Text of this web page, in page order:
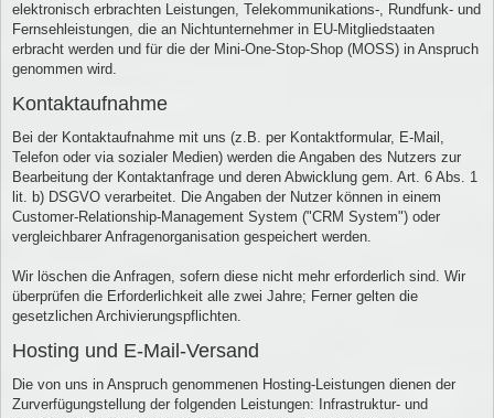
elektronisch erbrachten Leistungen, Telekommunikations-, Rundfunk- und
Fernsehleistungen, die an Nichtunternehmer in EU-Mitgliedstaaten
erbracht werden und für die der Mini-One-Stop-Shop (MOSS) in Anspruch
genommen wird.
Kontaktaufnahme
Bei der Kontaktaufnahme mit uns (z.B. per Kontaktformular, E-Mail,
Telefon oder via sozialer Medien) werden die Angaben des Nutzers zur
Bearbeitung der Kontaktanfrage und deren Abwicklung gem. Art. 6 Abs. 1
lit. b) DSGVO verarbeitet. Die Angaben der Nutzer können in einem
Customer-Relationship-Management System ("CRM System") oder
vergleichbarer Anfragenorganisation gespeichert werden.
Wir löschen die Anfragen, sofern diese nicht mehr erforderlich sind. Wir
überprüfen die Erforderlichkeit alle zwei Jahre; Ferner gelten die
gesetzlichen Archivierungspflichten.
Hosting und E-Mail-Versand
Die von uns in Anspruch genommenen Hosting-Leistungen dienen der
Zurverfügungstellung der folgenden Leistungen: Infrastruktur- und